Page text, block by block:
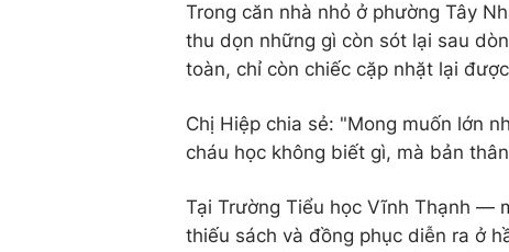
Trong căn nhà nhỏ ở phường Tây
thu dọn những gì còn sót lại sau
toàn, chỉ còn chiếc cặp nhặt lại
Chị Hiệp chia sẻ: "Mong muốn lớn
cháu học không biết gì, mà bản
Tại Trường Tiểu học Vĩnh Thạnh —
thiếu sách và đồng phục diễn ra ở